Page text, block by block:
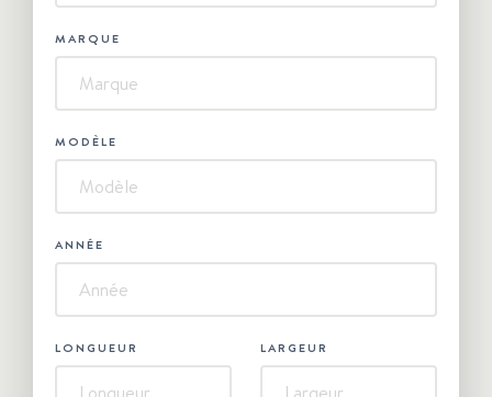
+1
MARQUE
MODÈLE
ANNÉE
LONGUEUR LARGEUR